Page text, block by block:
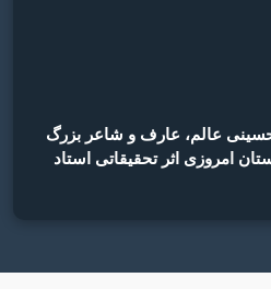
امیر حسینی عالم، عارف و شاعر بزرگ
امروزی اثر تحقیقاتی استاد